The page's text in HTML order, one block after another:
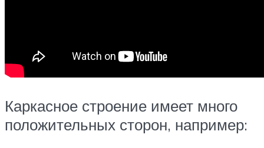
Каркасное строение имеет много
положительных сторон, например: